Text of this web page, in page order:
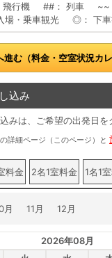
飛行機 ## 列車 ~~
場・乗車観光 ◎ 下
進む（料金・空室状況カレ
込み
みは、ご希望の出発日を
詳細ページ（このページ）と
料金 2名1室料金 1名1
月 11月 12月
2026年08月